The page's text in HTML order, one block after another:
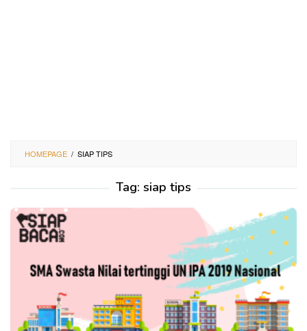
HOMEPAGE / SIAP TIPS
Tag: siap tips